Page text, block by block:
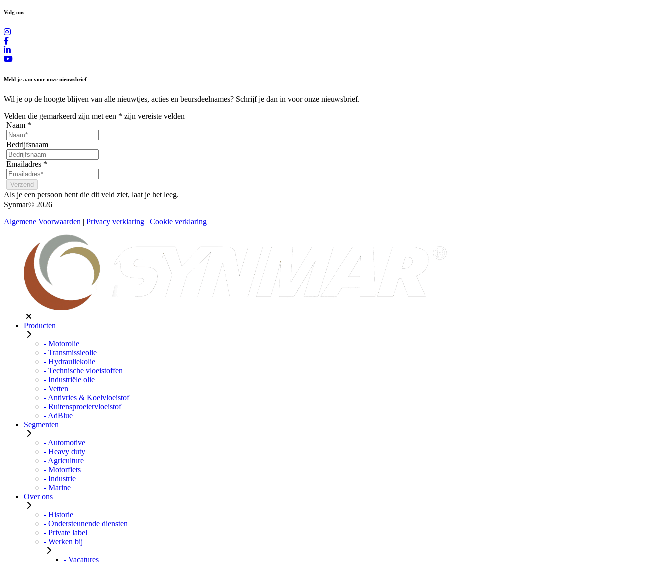
Volg ons
Meld je aan voor onze nieuwsbrief
Wil je op de hoogte blijven van alle nieuwtjes, acties en beursdeelnames? Schrijf je dan in voor onze nieuwsbrief.
Velden die gemarkeerd zijn met een * zijn vereiste velden
Naam *
Bedrijfsnaam
Emailadres *
Als je een persoon bent die dit veld ziet, laat je het leeg.
Synmar© 2026 |
Algemene Voorwaarden | Privacy verklaring | Cookie verklaring
Producten
- Motorolie
- Transmissieolie
- Hydrauliekolie
- Technische vloeistoffen
- Industriële olie
- Vetten
- Antivries & Koelvloeistof
- Ruitensproeiervloeistof
- AdBlue
Segmenten
- Automotive
- Heavy duty
- Agriculture
- Motorfiets
- Industrie
- Marine
Over ons
- Historie
- Ondersteunende diensten
- Private label
- Werken bij
- Vacatures